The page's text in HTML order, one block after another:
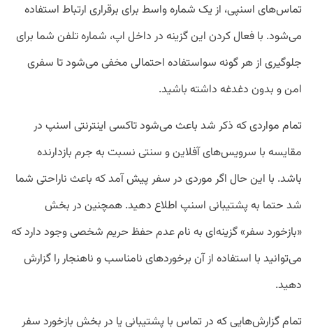
تماس‌های اسنپی، از یک شماره واسط برای برقراری ارتباط استفاده
می‌شود. با فعال کردن این گزینه در داخل اپ، شماره تلفن شما برای
جلوگیری از هر گونه سواستفاده احتمالی مخفی می‌شود تا سفری
امن و بدون دغدغه داشته باشید.
تمام مواردی که ذکر شد باعث می‌شود تاکسی اینترنتی اسنپ در
مقایسه با سرویس‌های آفلاین و سنتی نسبت به جرم بازدارنده
باشد. با این حال اگر موردی در سفر پیش آمد که باعث ناراحتی شما
شد حتما به پشتیبانی اسنپ اطلاع دهید. همچنین در بخش
«بازخورد سفر» گزینه‌ای به نام عدم حفظ حریم شخصی وجود دارد که
می‌توانید با استفاده از آن برخوردهای نامناسب و ناهنجار را گزارش
دهید.
تمام گزارش‌هایی که در تماس با پشتیبانی یا در بخش بازخورد سفر